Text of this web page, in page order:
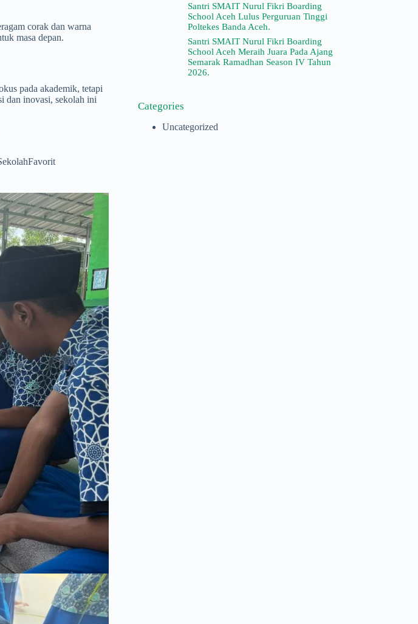
corak dan warna
masa depan.
pada akademik, tetapi
dan inovasi, sekolah ini
Santri SMAIT Nurul Fikri Boarding
School Aceh Lulus Perguruan Tinggi
Poltekes Banda Aceh.
Santri SMAIT Nurul Fikri Boarding
School Aceh Meraih Juara Pada Ajang
Semarak Ramadhan Season IV Tahun
2026.
Categories
Uncategorized